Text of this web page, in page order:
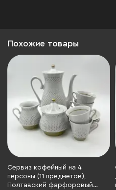
Похожие товары
Сервиз кофейный на 4
персоны (11 предметов),
Полтавский фарфоровый